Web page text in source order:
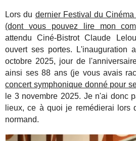
Lors du dernier Festival du
(dont vous pouvez lire mon
attendu Ciné-Bistrot Claude
ouvert ses portes. L'inauguration
octobre 2025, jour de
ainsi ses 88 ans (je vous avais
concert symphonique donné pour
le 3 novembre 2025. Je n'ai donc
lieux, ce à quoi je remédierai lors
normand.